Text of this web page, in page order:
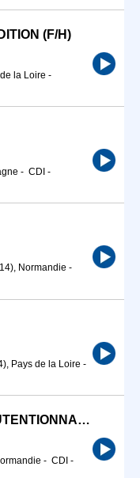
(F/H)
la Loire -
- CDI -
Normandie -
Pays de la Loire -
RECEPTIONNAIRE (H/F) MANUTENTIONNAIRE ENTRETIEN
- CDI -